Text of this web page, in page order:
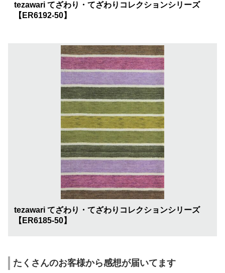
tezawari てざわり・てざわりコレクションシリーズ
【ER6192-50】
tezawari てざわり・てざわりコレクションシリーズ
【ER6185-50】
たくさんのお客様から感想が届いてます